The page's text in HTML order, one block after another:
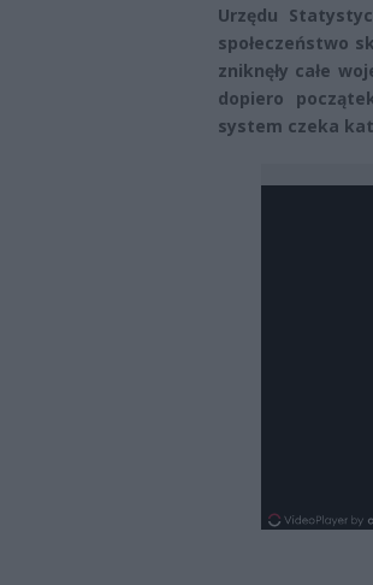
Urzędu
społeczeństwo
zniknęły całe
dopiero
system czeka